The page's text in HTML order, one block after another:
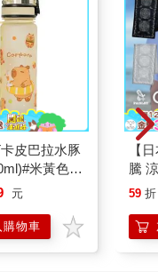
皮巴拉水豚
米黃色
元
購物車
【
騰
涼
毛巾
59 折